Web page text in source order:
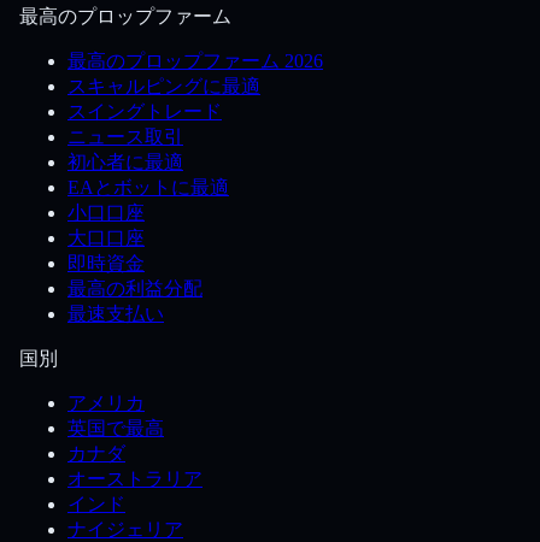
最高のプロップファーム
最高のプロップファーム 2026
スキャルピングに最適
スイングトレード
ニュース取引
初心者に最適
EAとボットに最適
小口口座
大口口座
即時資金
最高の利益分配
最速支払い
国別
アメリカ
英国で最高
カナダ
オーストラリア
インド
ナイジェリア